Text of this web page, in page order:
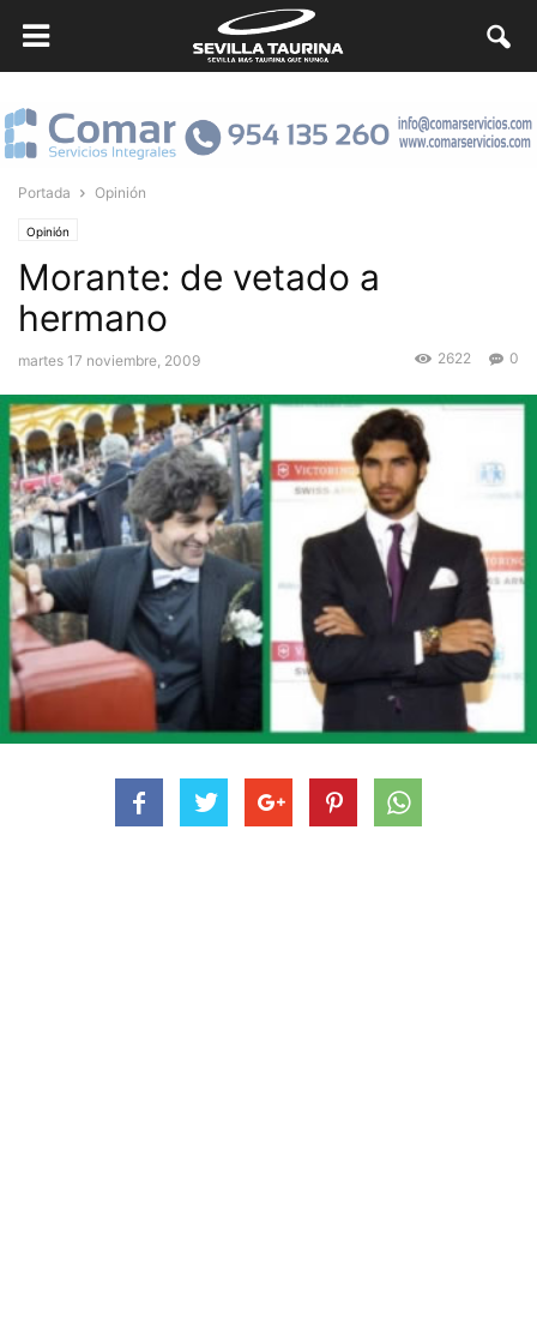
Portada Opinión
Opinión
Morante: de vetado a
hermano
martes 17 noviembre, 2009 0
2622